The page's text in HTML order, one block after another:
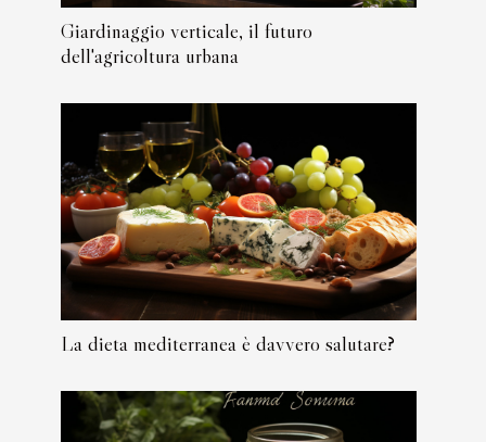
Giardinaggio verticale, il futuro
dell'agricoltura urbana
La dieta mediterranea è davvero salutare?